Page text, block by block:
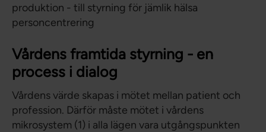
produktion - till styrning för jämlik hälsa
personcentrering
Vårdens framtida styrning - en
process i dialog
Vårdens värde skapas i mötet mellan patient och
profession. Därför måste mötet i vårdens
mikrosystem (1) i alla lägen vara utgångspunkten